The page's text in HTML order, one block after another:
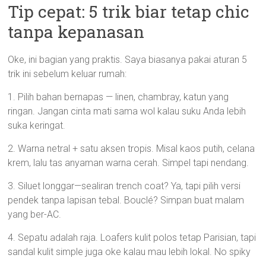
Tip cepat: 5 trik biar tetap chic
tanpa kepanasan
Oke, ini bagian yang praktis. Saya biasanya pakai aturan 5
trik ini sebelum keluar rumah:
1. Pilih bahan bernapas — linen, chambray, katun yang
ringan. Jangan cinta mati sama wol kalau suku Anda lebih
suka keringat.
2. Warna netral + satu aksen tropis. Misal kaos putih, celana
krem, lalu tas anyaman warna cerah. Simpel tapi nendang.
3. Siluet longgar—sealiran trench coat? Ya, tapi pilih versi
pendek tanpa lapisan tebal. Bouclé? Simpan buat malam
yang ber-AC.
4. Sepatu adalah raja. Loafers kulit polos tetap Parisian, tapi
sandal kulit simple juga oke kalau mau lebih lokal. No spiky